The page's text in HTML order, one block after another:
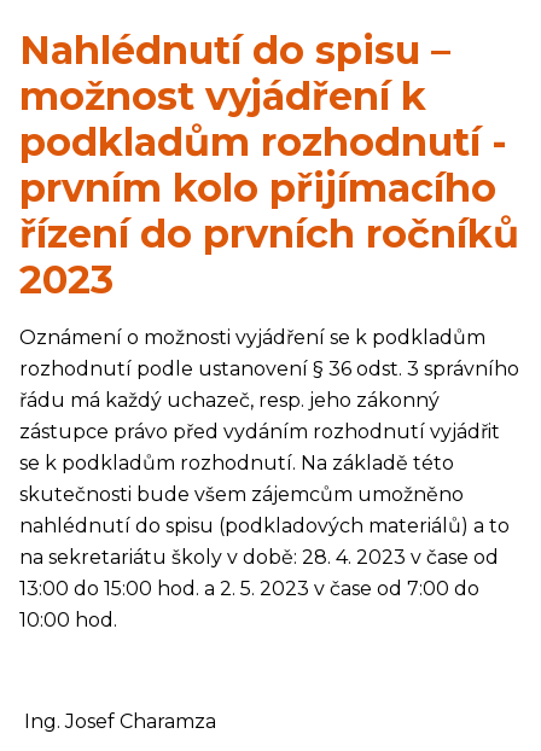
Nahlédnutí do spisu –
možnost vyjádření k
podkladům rozhodnutí -
prvním kolo přijímacího
řízení do prvních ročníků
2023
Oznámení o možnosti vyjádření se k podkladům
rozhodnutí podle ustanovení § 36 odst. 3 správního
řádu má každý uchazeč, resp. jeho zákonný
zástupce právo před vydáním rozhodnutí vyjádřit
se k podkladům rozhodnutí. Na základě této
skutečnosti bude všem zájemcům umožněno
nahlédnutí do spisu (podkladových materiálů) a to
na sekretariátu školy v době: 28. 4. 2023 v čase od
13:00 do 15:00 hod. a 2. 5. 2023 v čase od 7:00 do
10:00 hod.
Ing. Josef Charamza